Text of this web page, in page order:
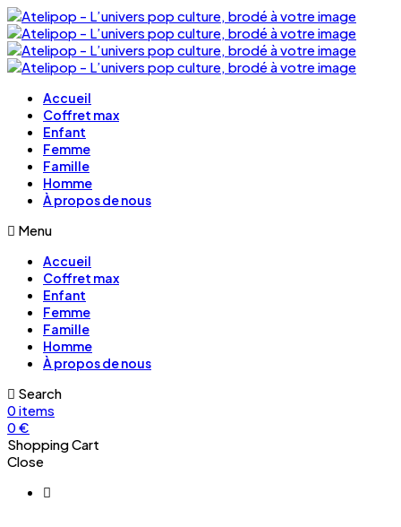
Accueil
Coffret max
Enfant
Femme
Famille
Homme
À propos de nous
Menu
Accueil
Coffret max
Enfant
Femme
Famille
Homme
À propos de nous
Search
0items
0€
Shopping Cart
Close